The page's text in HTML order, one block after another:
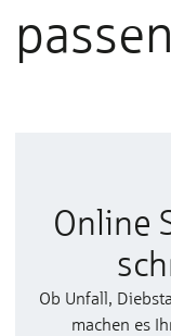
Online
Ob Unfall,
machen es